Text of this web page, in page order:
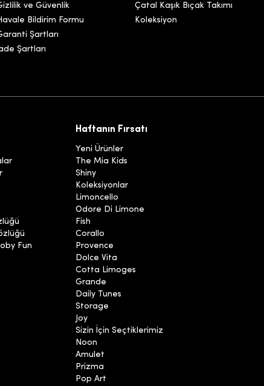
ve Güvenlik
Bildirim Formu
Şartları
Şartları
Çatal Kaşık Bıçak Takımı
Koleksiyon
Fun
Haftanın Fırsatı
Yeni Ürünler
The Mia Kids
Shiny
Koleksiyonlar
Limoncello
Odore Di Limone
Fish
Corallo
Provence
Dolce Vita
Cotta Limoges
Grande
Daily Tunes
Storage
Joy
Sizin İçin Seçtiklerimiz
Noon
Amulet
Prizma
Pop Art